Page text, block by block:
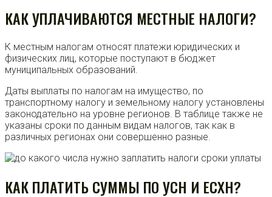
КАК УПЛАЧИВАЮТСЯ МЕСТНЫЕ НАЛОГИ?
К местным налогам относят платежи юридических и
физических лиц, которые поступают в бюджет
муниципальных образований.
Даты выплаты по налогам на имущество, по
транспортному налогу и земельному налогу установлены
законодательно на уровне регионов. В таблице также не
указаны сроки по данным видам налогов, так как в
различных регионах они совершенно разные.
КАК ПЛАТИТЬ СУММЫ ПО УСН И ЕСХН?